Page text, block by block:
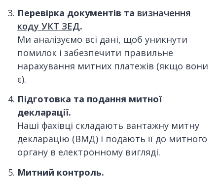
Перевірка документів та визначення
коду УКТ ЗЕД.
Ми аналізуємо всі дані, щоб уникнути
помилок і забезпечити правильне
нарахування митних платежів (якщо вони
є).
Підготовка та подання митної
декларації.
Наші фахівці складають вантажну митну
декларацію (ВМД) і подають її до митного
органу в електронному вигляді.
Митний контроль.